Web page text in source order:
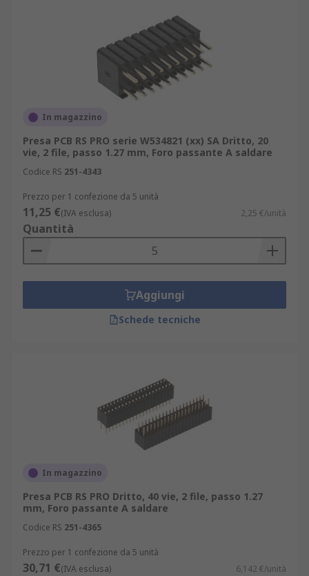
In magazzino
Presa PCB RS PRO serie W534821 (xx) SA Dritto, 20
vie, 2 file, passo 1.27 mm, Foro passante A saldare
Codice RS 251-4343
Prezzo per 1 confezione da 5 unità
11,25 €(IVA esclusa) 2,25 €/unità
Quantità
Aggiungi
Schede tecniche
In magazzino
Presa PCB RS PRO Dritto, 40 vie, 2 file, passo 1.27
mm, Foro passante A saldare
Codice RS 251-4365
Prezzo per 1 confezione da 5 unità
30,71 €(IVA esclusa) 6,142 €/unità